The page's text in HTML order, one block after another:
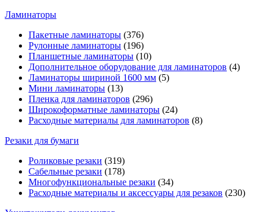
Ламинаторы
Пакетные ламинаторы (376)
Рулонные ламинаторы (196)
Планшетные ламинаторы (10)
Дополнительное оборудование для ламинаторов (4)
Ламинаторы шириной 1600 мм (5)
Мини ламинаторы (13)
Пленка для ламинаторов (296)
Широкоформатные ламинаторы (24)
Расходные материалы для ламинаторов (8)
Резаки для бумаги
Роликовые резаки (319)
Сабельные резаки (178)
Многофункциональные резаки (34)
Расходные материалы и аксессуары для резаков (230)